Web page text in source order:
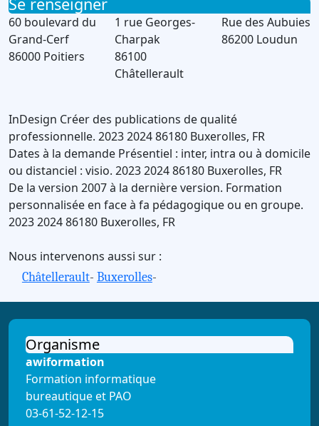
60 boulevard du
Grand-Cerf
86000 Poitiers
1 rue Georges-
Charpak
86100
Châtellerault
Rue des Aubuies
86200 Loudun
InDesign Créer des publications de qualité
professionnelle. 2023202486180 Buxerolles, FR
Dates à la demande Présentiel : inter, intra ou à domicile
ou distanciel : visio. 2023202486180 Buxerolles, FR
De la version 2007 à la dernière version. Formation
personnalisée en face à fa pédagogique ou en groupe.
2023202486180 Buxerolles, FR
Nous intervenons aussi sur :
Châtellerault- Buxerolles-
Organisme
awiformation
Formation informatique
bureautique et PAO
03-61-52-12-15